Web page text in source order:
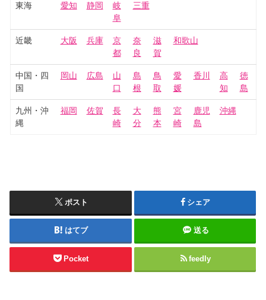
東海 愛知 静岡
岐
阜
三重
近畿 大阪 兵庫
京
都
奈
良
滋
賀
和歌山
中国・四
国
岡山 広島
山
口
島
根
鳥
取
愛
媛
香川
高
知
徳
島
九州・沖
縄
福岡 佐賀
長
崎
大
分
熊
本
宮
崎
鹿児
島
沖縄
ポスト シェア
はてブ 送る
Pocket feedly